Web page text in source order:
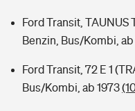
Ford Transit, TAUNUS
Benzin, Bus/Kombi, ab
Ford Transit, 72 E 1
Bus/Kombi, ab 1973